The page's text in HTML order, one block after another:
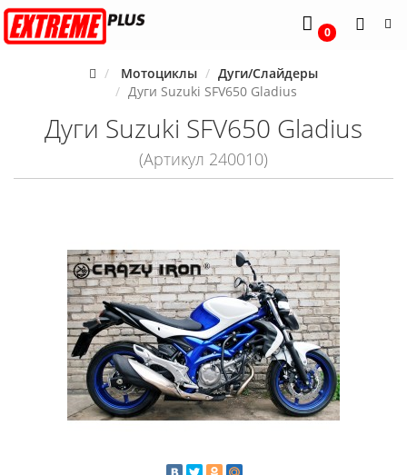
0
Мотоциклы
Дуги/Слайдеры
Дуги Suzuki SFV650 Gladius
Дуги Suzuki SFV650 Gladius
(Артикул 240010)